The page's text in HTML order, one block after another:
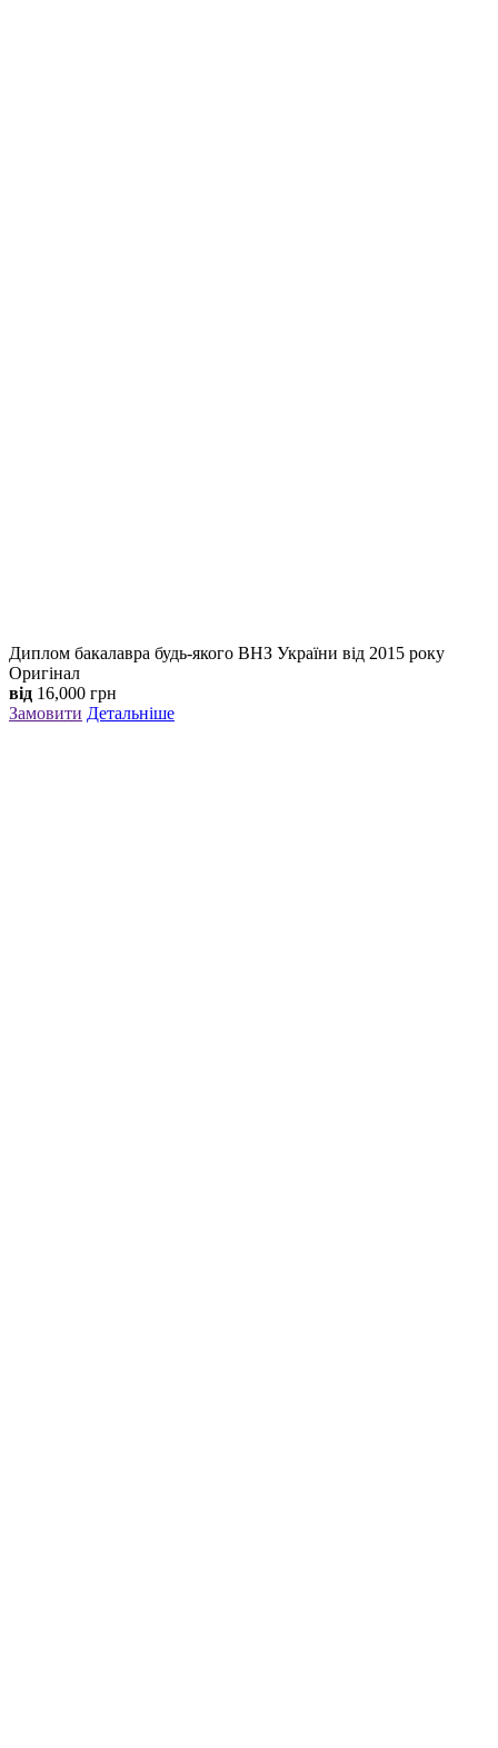
Диплом бакалавра будь-якого ВНЗ України від 2015 року
Оригінал
від 16,000 грн
Замовити Детальніше